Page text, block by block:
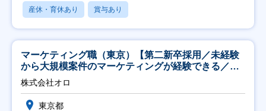
産休・育休あり 賞与あり
マーケティング職（東京）【第二新卒採用／未経験
から大規模案件のマーケティングが経験できる／研
修充実】
株式会社オロ
東京都